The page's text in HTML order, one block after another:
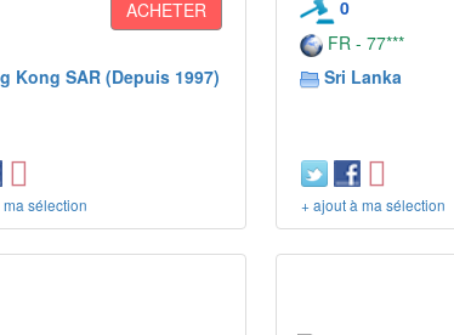
ACHETER
Kong SAR (Depuis 1997)
sélection
0
FR - 77***
Sri Lanka
+ ajout à ma sélection